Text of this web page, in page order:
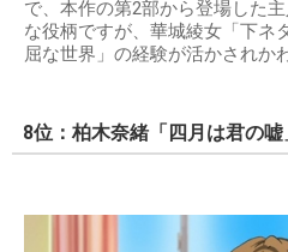
で、本作の第2部から登場した
な役柄ですが、華城綾女「下ネ
屈な世界」の経験が活かされか
8位：柏木奈緒「四月は君の嘘